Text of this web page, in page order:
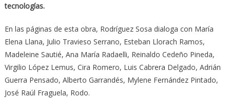
tecnologías.
En las páginas de esta obra, Rodríguez Sosa dialoga con María
Elena Llana, Julio Travieso Serrano, Esteban Llorach Ramos,
Madeleine Sautié, Ana María Radaelli, Reinaldo Cedeño Pineda,
Virgilio López Lemus, Cira Romero, Luis Cabrera Delgado, Adrián
Guerra Pensado, Alberto Garrandés, Mylene Fernández Pintado,
José Raúl Fraguela, Rodo.